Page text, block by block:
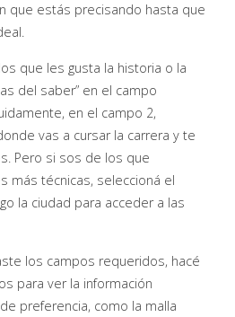
que estás precisando hasta que
que les gusta la historia o la
del saber” en el campo
en el campo 2,
vas a cursar la carrera y te
Pero si sos de los que
más técnicas, seleccioná el
la ciudad para acceder a las
los campos requeridos, hacé
para ver la información
preferencia, como la malla